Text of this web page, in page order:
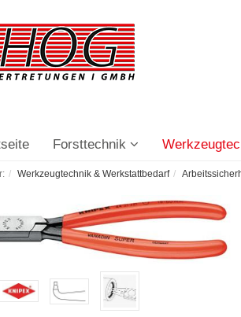
Forsttechnik
Werkzeugtechnik & Werkstattbedarf